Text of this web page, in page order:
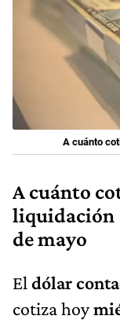
A cuánto
A cuánto
liquidación
de mayo
El dólar
cotiza hoy